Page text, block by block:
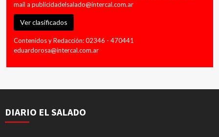
mail a publicidadelsalado@intercal.com.ar
Ver clasificados
Contenidos y Redacción: 02346 - 470441
eduardorosa@intercal.com.ar
DIARIO EL SALADO